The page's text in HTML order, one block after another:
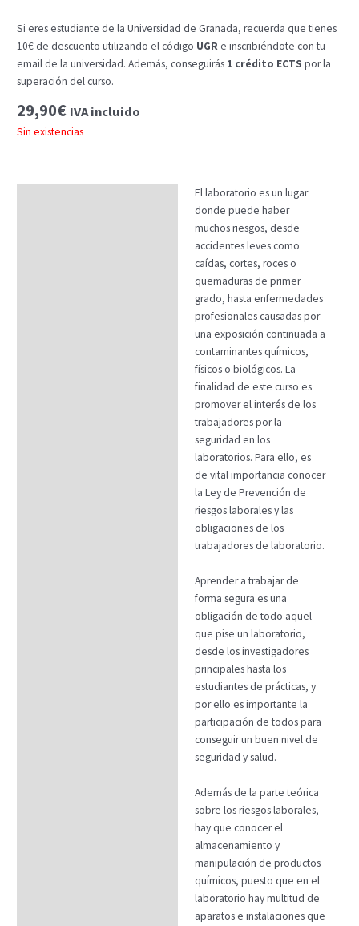
Si eres estudiante de la Universidad de Granada, recuerda que tienes
10€ de descuento utilizando el código UGRe inscribiéndote con tu
email de la universidad. Además, conseguirás 1 crédito ECTS por la
superación del curso.
29,90€ IVA incluido
Sin existencias
El laboratorio es un lugar
donde puede haber
muchos riesgos, desde
accidentes leves como
caídas, cortes, roces o
quemaduras de primer
grado, hasta enfermedades
profesionales causadas por
una exposición continuada a
contaminantes químicos,
físicos o biológicos. La
finalidad de este curso es
promover el interés de los
trabajadores por la
seguridad en los
laboratorios. Para ello, es
de vital importancia conocer
la Ley de Prevención de
riesgos laborales y las
obligaciones de los
trabajadores de laboratorio.
Aprender a trabajar de
forma segura es una
obligación de todo aquel
que pise un laboratorio,
desde los investigadores
principales hasta los
estudiantes de prácticas, y
por ello es importante la
participación de todos para
conseguir un buen nivel de
seguridad y salud.
Además de la parte teórica
sobre los riesgos laborales,
hay que conocer el
almacenamiento y
manipulación de productos
químicos, puesto que en el
laboratorio hay multitud de
aparatos e instalaciones que